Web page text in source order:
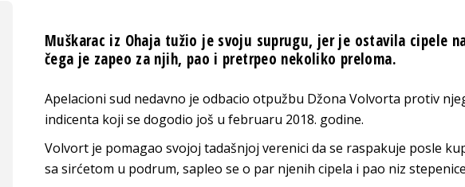
Muškarac iz Ohaja tužio je svoju suprugu, jer je ostavila cipele
čega je zapeo za njih, pao i pretrpeo nekoliko preloma.
Apelacioni sud nedavno je odbacio otpužbu Džona Volvorta protiv
indicenta koji se dogodio još u februaru 2018. godine.
Volvort je pomagao svojoj tadašnjoj verenici da se raspakuje posle
sa sirćetom u podrum, sapleo se o par njenih cipela i pao niz